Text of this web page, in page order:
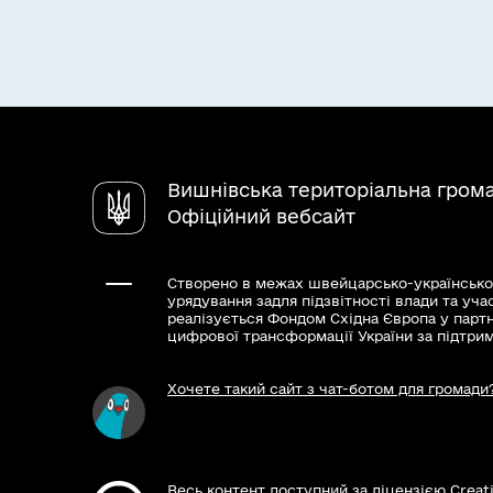
дозволу також з’явиться у кабінеті
Відмова у наданні дозволу на
Вишнівська територіальна
Офіційний вебсайт
Створено в межах швейцарсько-
урядування задля підзвітності влади та
реалізується Фондом Східна Європа у
цифрової трансформації України за
Хочете такий сайт з чат-ботом для
Весь контент доступний за ліцензією